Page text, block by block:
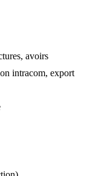
avoirs
intracom, export